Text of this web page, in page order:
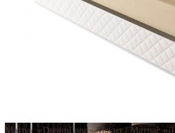
Матрас «DreamLand» Маунт / Матрас